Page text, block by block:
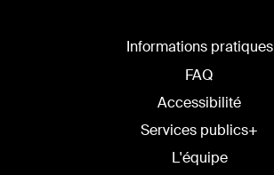
Informations pratiques
FAQ
Accessibilité
Services publics+
L'équipe